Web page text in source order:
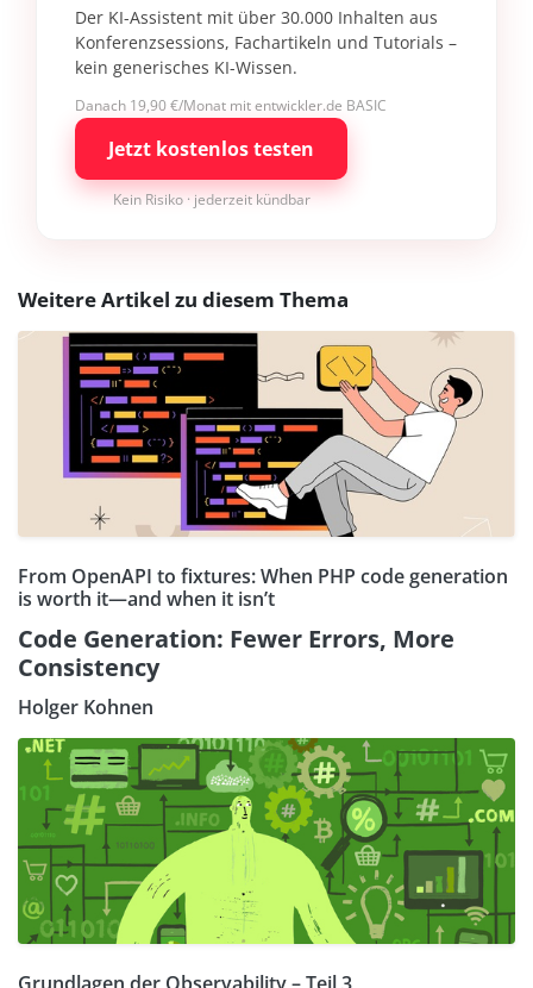
Der KI-Assistent mit über 30.000 Inhalten aus
Konferenzsessions, Fachartikeln und Tutorials –
kein generisches KI-Wissen.
Danach 19,90 €/Monat mit entwickler.de BASIC
Jetzt kostenlos testen
Kein Risiko · jederzeit kündbar
Weitere Artikel zu diesem Thema
From OpenAPI to fixtures: When PHP code generation
is worth it—and when it isn’t
Code Generation: Fewer Errors, More
Consistency
Holger Kohnen